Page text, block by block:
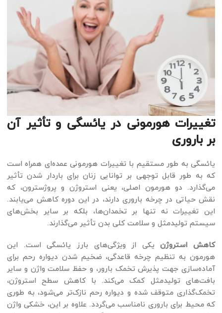
تغییرات هورمونی در یائسگی و تأثیر آن
بر باروری
یائسگی به طور مستقیم با تغییرات هورمونی عمده‌ای همراه است
که به طور قابل توجهی بر توانایی زنان برای باردار شدن تأثیر
می‌گذارد. دو هورمون اصلی، یعنی استروژن و پروژسترون، که
نقش حیاتی در چرخه باروری دارند، در این دوره کاهش می‌یابند.
این تغییرات نه تنها بر تخمدان‌ها، بلکه بر سایر بخش‌های
سیستم تولیدمثل و سلامت کلی بدن تأثیر می‌گذارند.
کاهش استروژنیکی از ویژگی‌های بارز یائسگی است. این
هورمون به تنظیم چرخه قاعدگی، ضخیم شدن دیواره رحم برای
آماده‌سازی جهت پذیرش تخمک بارور، و حفظ سلامت واژن و سایر
بافت‌های تولیدمثل کمک می‌کند. با کاهش سطح استروژن،
تخمک‌گذاری متوقف شده و دیواره رحم نازک‌تر می‌شود، به طوری
که محیط برای باروری نامناسب می‌گردد. علاوه بر این، خشکی واژن